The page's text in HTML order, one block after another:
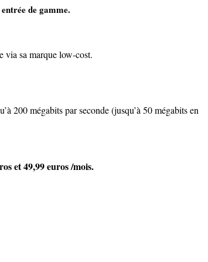
de gamme.
via sa marque low-cost.
200 mégabits par seconde (jusqu’à 50 mégabits en
et 49,99 euros /mois.